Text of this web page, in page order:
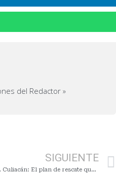
del Redactor »
SIN. 42
SIGUIENTE
Culiacán: El plan de rescate que la ciudadanía le arrebata al miedo. ECONO-SIN.44